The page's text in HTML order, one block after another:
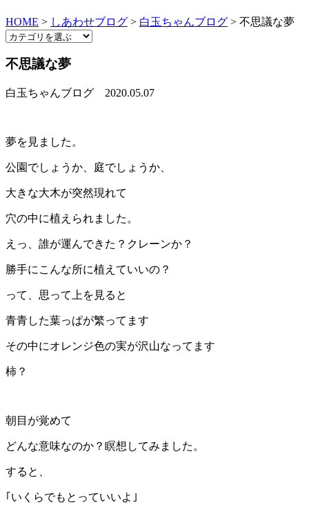
HOME > しあわせブログ > 白玉ちゃんブログ > 不思議な夢
不思議な夢
白玉ちゃんブログ 2020.05.07
夢を見ました。
公園でしょうか、庭でしょうか、
大きな大木が突然現れて
穴の中に植えられました。
えっ、誰が運んできた？クレーンか？
勝手にこんな所に植えていいの？
って、思って上を見ると
青青した葉っぱが繁ってます
その中にオレンジ色の実が沢山なってます
柿？
朝目が覚めて
どんな意味なのか？瞑想してみました。
すると、
｢いくらでもとっていいよ｣